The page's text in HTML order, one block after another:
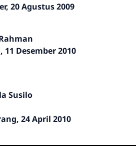
20 Agustus 2009
Desember 2010
Susilo
24 April 2010